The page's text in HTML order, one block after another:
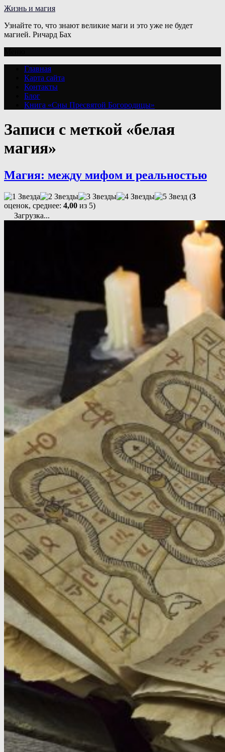
Жизнь и магия
Узнайте то, что знают великие маги и это уже не будет
магией. Ричард Бах
Главная
Карта сайта
Контакты
Блог
Книга «Сны Пресвятой Богородицы»
Записи с меткой «белая
магия»
Магия: между мифом и реальностью
(3
оценок, среднее: 4,00 из 5)
Загрузка...